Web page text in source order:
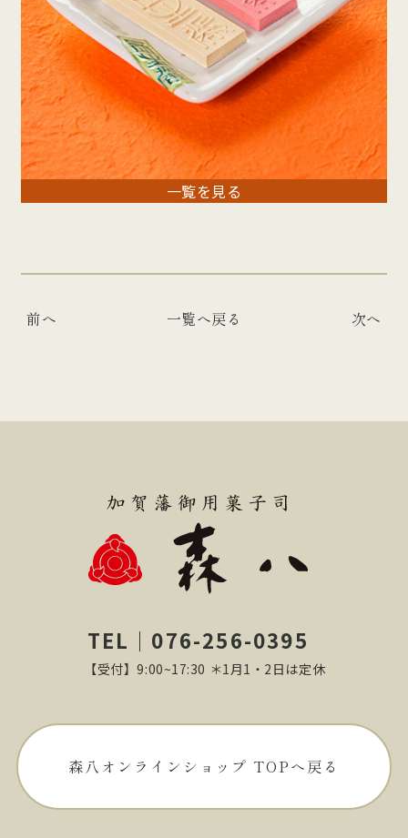
一覧を見る
前へ 一覧へ戻る 次へ
TEL｜076-256-0395
【受付】9:00~17:30 ＊1月1・2日は定休
森八オンラインショップ TOPへ戻る